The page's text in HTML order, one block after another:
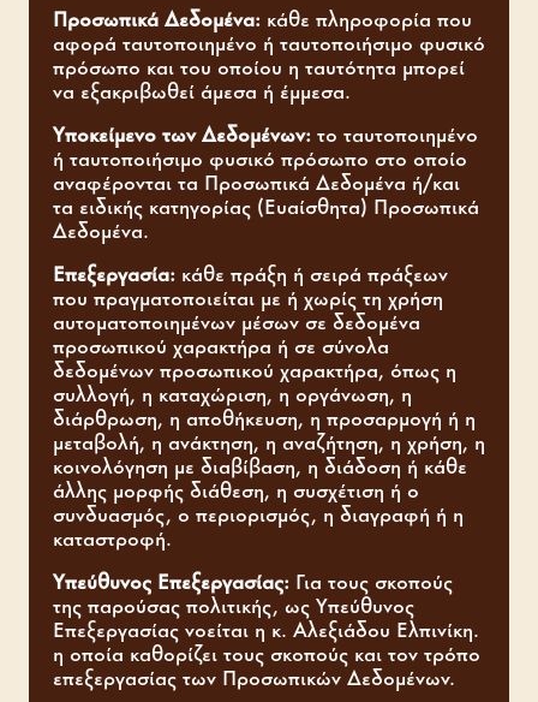
Προσωπικά Δεδομένα: κάθε πληροφορία που
αφορά ταυτοποιημένο ή ταυτοποιήσιμο φυσικό
πρόσωπο και του οποίου η ταυτότητα μπορεί
να εξακριβωθεί άμεσα ή έμμεσα.
Υποκείμενο των Δεδομένων: το ταυτοποιημένο
ή ταυτοποιήσιμο φυσικό πρόσωπο στο οποίο
αναφέρονται τα Προσωπικά Δεδομένα ή/και
τα ειδικής κατηγορίας (Ευαίσθητα) Προσωπικά
Δεδομένα.
Επεξεργασία: κάθε πράξη ή σειρά πράξεων
που πραγματοποιείται με ή χωρίς τη χρήση
αυτοματοποιημένων μέσων σε δεδομένα
προσωπικού χαρακτήρα ή σε σύνολα
δεδομένων προσωπικού χαρακτήρα, όπως η
συλλογή, η καταχώριση, η οργάνωση, η
διάρθρωση, η αποθήκευση, η προσαρμογή ή η
μεταβολή, η ανάκτηση, η αναζήτηση, η χρήση, η
κοινολόγηση με διαβίβαση, η διάδοση ή κάθε
άλλης μορφής διάθεση, η συσχέτιση ή ο
συνδυασμός, ο περιορισμός, η διαγραφή ή η
καταστροφή.
Υπεύθυνος Επεξεργασίας: Για τους σκοπούς
της παρούσας πολιτικής, ως Υπεύθυνος
Επεξεργασίας νοείται η κ. Αλεξιάδου Ελπινίκη.
η οποία καθορίζει τους σκοπούς και τον τρόπο
επεξεργασίας των Προσωπικών Δεδομένων.